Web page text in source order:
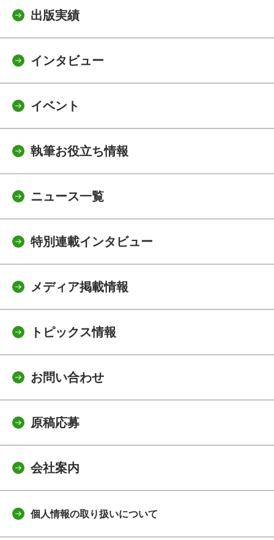
出版実績
インタビュー
イベント
執筆お役立ち情報
ニュース一覧
特別連載インタビュー
メディア掲載情報
トピックス情報
お問い合わせ
原稿応募
会社案内
個人情報の取り扱いについて